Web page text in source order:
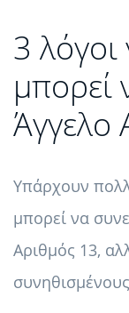
3
μπορεί
Άγγελο
Υπάρχουν
μπορεί να
Αριθμός 13,